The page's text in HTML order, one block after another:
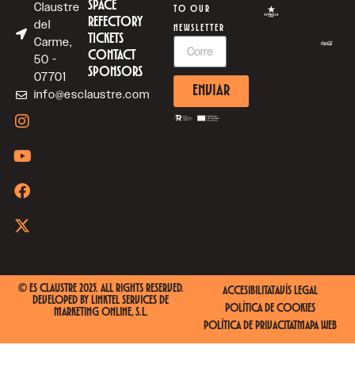
Claustre
del
Carme,
50 -
07701
info@esclaustre.com
SPACE
REFECTORY
TICKETS
CONTACT
SPONSORS
TO OUR
NEWSLETTER
ENVIAR
© ES CLAUSTRE 2025. ALL RIGHTS RESERVED.
DEVELOPED BY LINKTEL SERVICES DE
MARKETING ONLINE, S.L.
ACCESIBILITATAVÍS LEGAL
POLÍTICA DE COOKIES
POLÍTICA DE PRIVACITATMAPA WEB